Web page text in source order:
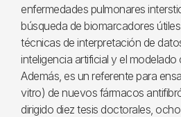
enfermedades pulmonares
búsqueda de biomarcadores
técnicas de interpretación de
inteligencia artificial y el
Además, es un referente para
vitro) de nuevos fármacos
dirigido diez tesis doctorales,